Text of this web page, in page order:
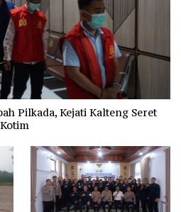
Pilkada, Kejati Kalteng Seret